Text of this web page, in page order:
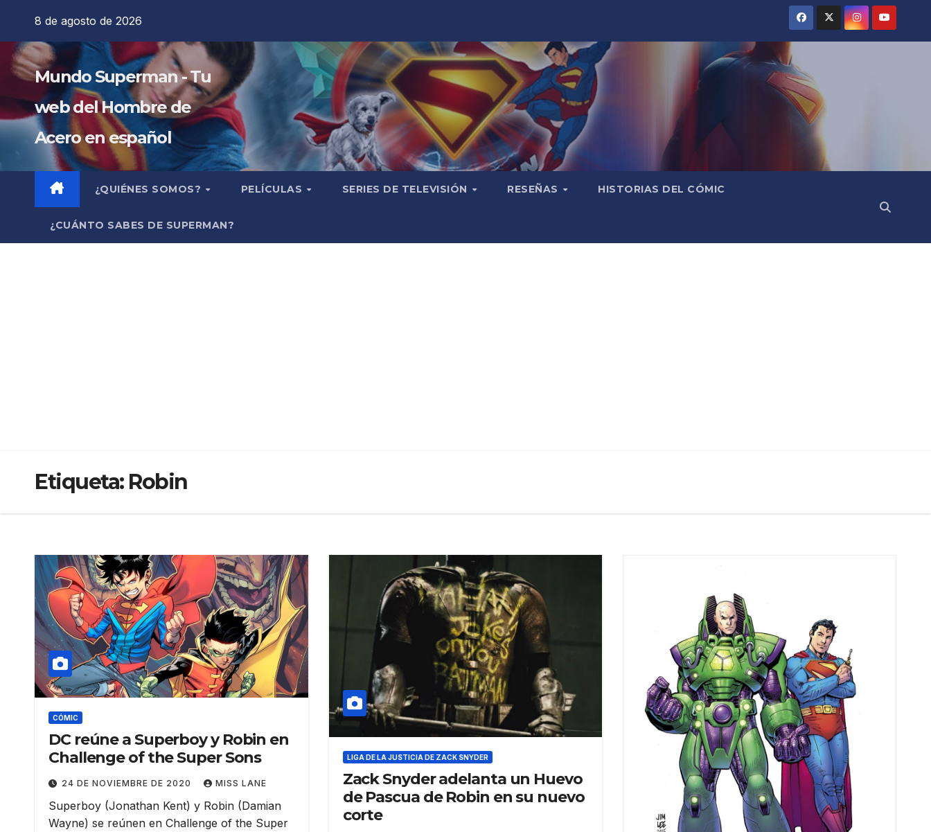
contenido
8 de agosto de 2026
Mundo Superman - Tu
web del Hombre de
Acero en español
¿QUIÉNES SOMOS? PELÍCULAS SERIES DE TELEVISIÓN RESEÑAS HISTORIAS DEL CÓMIC
¿CUÁNTO SABES DE SUPERMAN?
Etiqueta: Robin
CÓMIC
DC reúne a Superboy y Robin en
Challenge of the Super Sons
24 DE NOVIEMBRE DE 2020 MISS LANE
Superboy (Jonathan Kent) y Robin (Damian
Wayne) se reúnen en Challenge of the Super
LIGA DE LA JUSTICIA DE ZACK SNYDER
Zack Snyder adelanta un Huevo
de Pascua de Robin en su nuevo
corte